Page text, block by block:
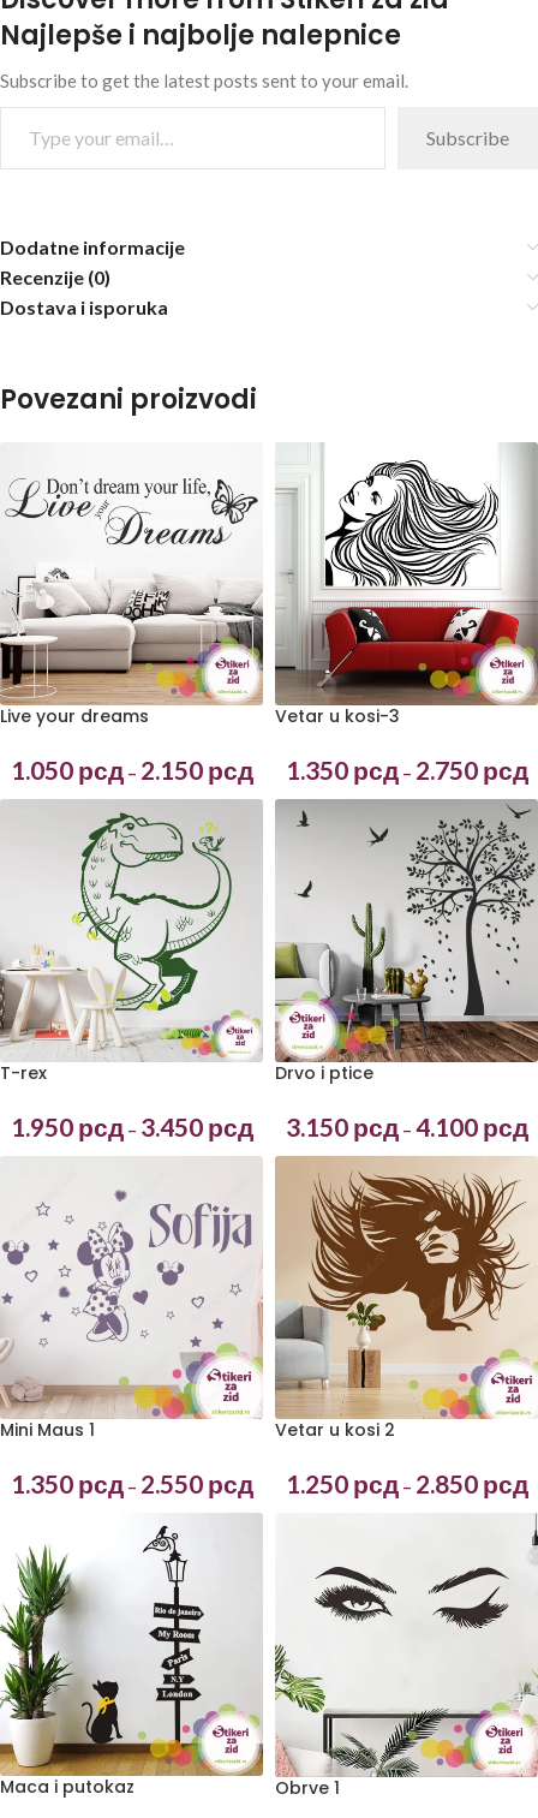
Najlepše i najbolje nalepnice
Subscribe to get the latest posts sent to your email.
Subscribe
Dodatne informacije
Recenzije (0)
Dostava i isporuka
Povezani proizvodi
Live your dreams
1.050 рсд – 2.150 рсд
Vetar u kosi-3
1.350 рсд – 2.750 рсд
T-rex
1.950 рсд – 3.450 рсд
Drvo i ptice
3.150 рсд – 4.100 рсд
Mini Maus 1
1.350 рсд – 2.550 рсд
Vetar u kosi 2
1.250 рсд – 2.850 рсд
Maca i putokaz Obrve 1